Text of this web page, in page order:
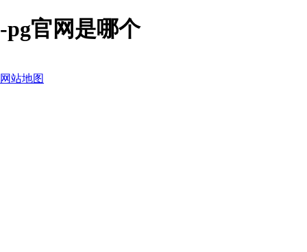
-pg官网是哪个
网站地图